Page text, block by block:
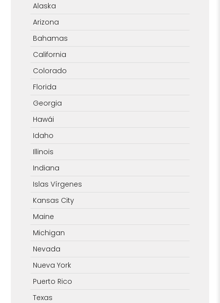
Alaska
Arizona
Bahamas
California
Colorado
Florida
Georgia
Hawái
Idaho
Illinois
Indiana
Islas Vírgenes
Kansas City
Maine
Michigan
Nevada
Nueva York
Puerto Rico
Texas